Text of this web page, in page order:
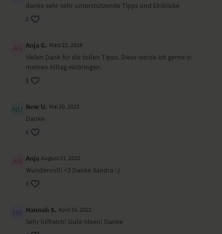
danke sehr sehr unterstützende Tipps und Einblicke
0
Anja G. März 23, 2024
Vielen Dank für die tollen Tipps. Diese werde ich gerne in
meinen Alltag einbringen.
0
New U. Mai 20, 2023
Danke
0
Anja August 01, 2022
Wundervoll! <3 Danke Sandra :.)
0
Hannah S. April 16, 2022
Sehr hilfreich! Gute Ideen! Danke